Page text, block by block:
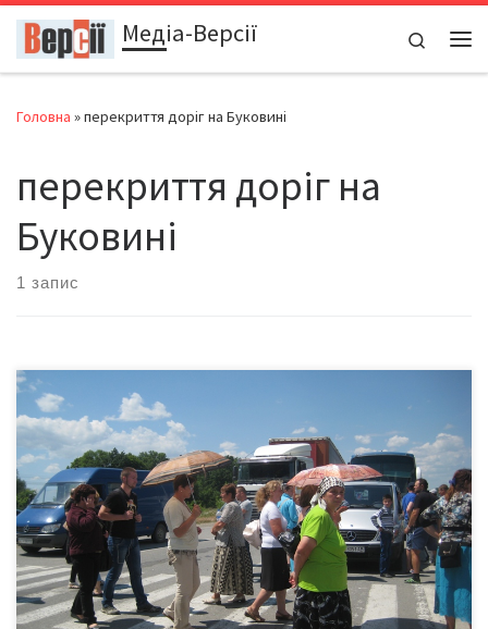
Перейти до вмістуМедіа-Версії
Search
Головна »перекриття доріг на Буковині
перекриття доріг на
Буковині
1 запис
Солдатські матері й дружини під подвійним тиском: страху за
життя рідних вояків і знущаннями держави Зустрічатися з
матерями й дружинами хлопців, які цілодобово перебувають
під кулями в зоні АТО, нелегко. Тим більше, коли вони
перекривають дороги, аби повернути додому своїх, а ти
переконаний, що це неправильно, не по-державницьки,
непатріотично і […]